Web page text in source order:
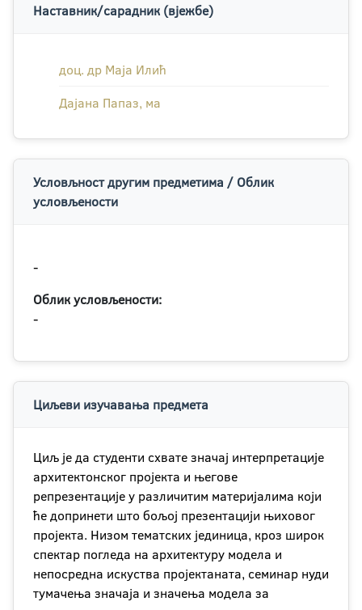
Наставник/сарадник (вјежбе)
доц. др Маја Илић
Дајана Папаз, ма
Условљност другим предметима / Облик
условљености
-
Облик условљености:
-
Циљеви изучавања предмета
Циљ је да студенти схвате значај интерпретације
архитектонског пројекта и његове
репрезентације у различитим материјалима који
ће допринети што бољој презентацији њиховог
пројекта. Низом тематских јединица, кроз широк
спектар погледа на архитектуру модела и
непосредна искуства пројектаната, семинар нуди
тумачења значаја и значења модела за